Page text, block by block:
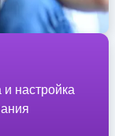
настройка